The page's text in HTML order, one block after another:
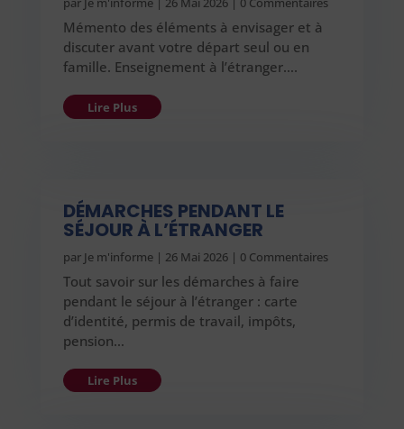
Mémento des éléments à envisager et à
discuter avant votre départ seul ou en
famille. Enseignement à l’étranger….
Lire Plus
DÉMARCHES PENDANT LE
SÉJOUR À L’ÉTRANGER
par Je m'informe| 26 Mai 2026| 0 Commentaires
Tout savoir sur les démarches à faire
pendant le séjour à l’étranger : carte
d’identité, permis de travail, impôts,
pension…
Lire Plus